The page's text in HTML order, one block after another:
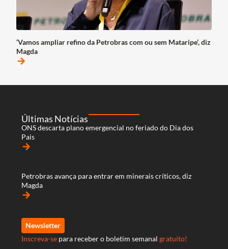
‘Vamos ampliar refino da Petrobras com ou sem Mataripe’, diz
Magda
arrow_forward
Últimas Notícias
ONS descarta plano emergencial no feriado do Dia dos
Pais
arrow_forward
Petrobras avança para entrar em minerais críticos, diz
Magda
arrow_forward
Newsletter
Inscreva-se para receber o boletim semanal gratuito!